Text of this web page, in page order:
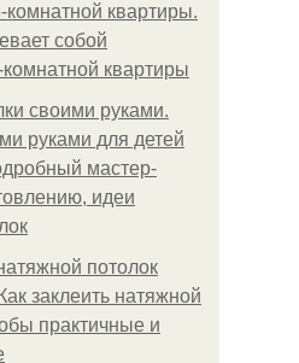
комнатной квартиры.
собой
квартиры
своими руками.
руками для детей
мастер-
идеи
потолок
заклеить натяжной
практичные и